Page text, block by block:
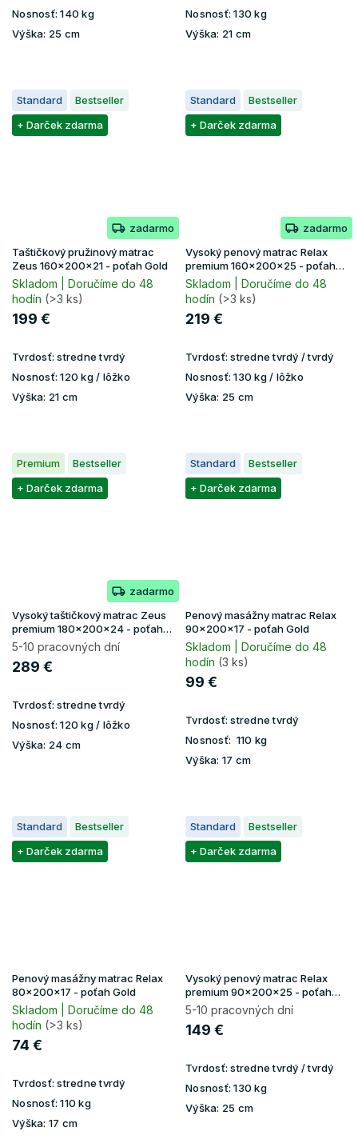
Nosnosť: 140 kg
Výška: 25 cm
Nosnosť: 130 kg
Výška: 21 cm
Standard
Bestseller
+ Darček zdarma
zadarmo
Taštičkový pružinový matrac
Zeus 160x200x21 - poťah Gold
Skladom | Doručíme do 48
hodín (>3 ks)
199 €
Tvrdosť: stredne tvrdý
Nosnosť: 120 kg / lôžko
Výška: 21 cm
Standard
Bestseller
+ Darček zdarma
zadarmo
Vysoký penový matrac Relax
premium 160x200x25 - poťah
Lavender
Skladom | Doručíme do 48
hodín (>3 ks)
219 €
Tvrdosť: stredne tvrdý / tvrdý
Nosnosť: 130 kg / lôžko
Výška: 25 cm
Premium
Bestseller
+ Darček zdarma
zadarmo
Vysoký taštičkový matrac Zeus
premium 180x200x24 - poťah
Aloe Vera
5-10 pracovných dní
289 €
Tvrdosť: stredne tvrdý
Nosnosť: 120 kg / lôžko
Výška: 24 cm
Standard
Bestseller
+ Darček zdarma
Penový masážny matrac Relax
90x200x17 - poťah Gold
Skladom | Doručíme do 48
hodín (3 ks)
99 €
Tvrdosť: stredne tvrdý
Nosnosť: 110 kg
Výška: 17 cm
Standard
Bestseller
+ Darček zdarma
Penový masážny matrac Relax
80x200x17 - poťah Gold
Skladom | Doručíme do 48
hodín (>3 ks)
74 €
Tvrdosť: stredne tvrdý
Nosnosť: 110 kg
Výška: 17 cm
Standard
Bestseller
+ Darček zdarma
Vysoký penový matrac Relax
premium 90x200x25 - poťah
Lavender
5-10 pracovných dní
149 €
Tvrdosť: stredne tvrdý / tvrdý
Nosnosť: 130 kg
Výška: 25 cm